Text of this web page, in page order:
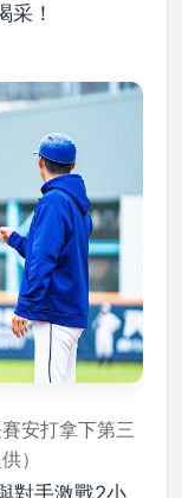
采！
安打拿下第三
）
對手激戰2小